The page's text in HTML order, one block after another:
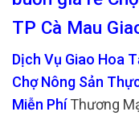
TP Cà Mau
Dịch Vụ Giao Hoa
Chợ Nông Sản
Miễn PhíThương